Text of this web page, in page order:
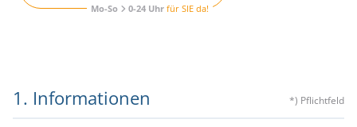
Mo-So 0-24 Uhrfür SIE da!
1. Informationen *) Pflichtfeld